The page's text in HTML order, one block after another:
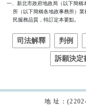
一、新北市政府地政局（以下簡稱
所（以下簡稱各地政事務所）
    民服務品質，特訂定本要點。
司法解釋 判例
訴願決定
地 址：